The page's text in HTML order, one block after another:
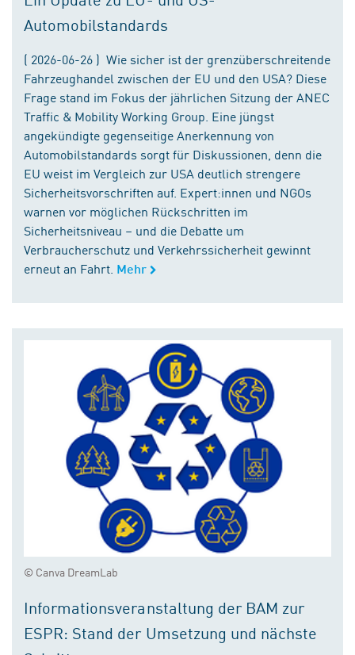
Automobilstandards
( 2026-06-26 ) Wie sicher ist der grenzüberschreitende
Fahrzeughandel zwischen der EU und den USA? Diese
Frage stand im Fokus der jährlichen Sitzung der ANEC
Traffic & Mobility Working Group. Eine jüngst
angekündigte gegenseitige Anerkennung von
Automobilstandards sorgt für Diskussionen, denn die
EU weist im Vergleich zur USA deutlich strengere
Sicherheitsvorschriften auf. Expert:innen und NGOs
warnen vor möglichen Rückschritten im
Sicherheitsniveau – und die Debatte um
Verbraucherschutz und Verkehrssicherheit gewinnt
erneut an Fahrt. Mehr
© Canva DreamLab
Informationsveranstaltung der BAM zur
ESPR: Stand der Umsetzung und nächste